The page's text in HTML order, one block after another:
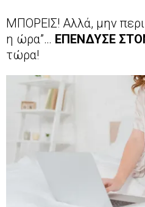
0
:
Μ
ΜΠΟΡΕΙΣ! Αλλά, μην
η ώρα”… ΕΠΕΝΔΥΣΕ
τώρα!